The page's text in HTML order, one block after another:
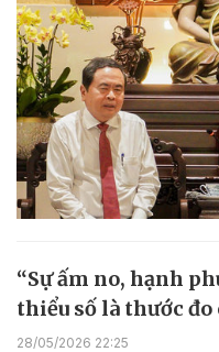
“Sự ấm no, hạnh
thiểu số là thước đo
28/05/2026 22:25